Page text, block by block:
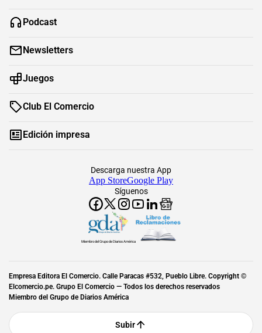
Podcast
Newsletters
Juegos
Club El Comercio
Edición impresa
Síguenos
Descarga nuestra App
App StoreGoogle Play
Miembro del Grupo de Diarios América
Empresa Editora El Comercio. Calle Paracas #532, Pueblo Libre. Copyright ©
Elcomercio.pe. Grupo El Comercio — Todos los derechos reservados
Miembro del Grupo de Diarios América
Subir